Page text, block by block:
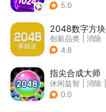
5.0
2048数字方块
创新品类
消除
| 多比特
4.8
指尖合成大师
休闲益智 消除
| 烧脑
0.0